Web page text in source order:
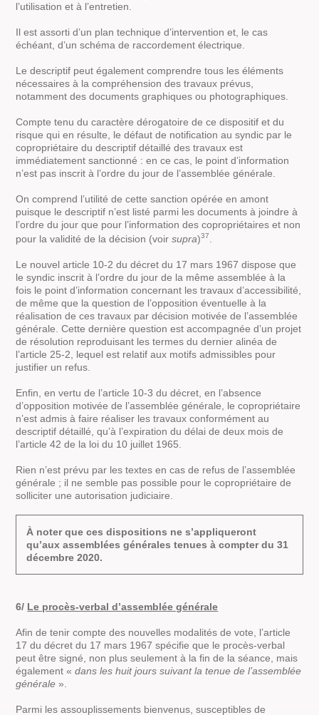
l’utilisation et à l’entretien.
Il est assorti d’un plan technique d’intervention et, le cas
échéant, d’un schéma de raccordement électrique.
Le descriptif peut également comprendre tous les éléments
nécessaires à la compréhension des travaux prévus,
notamment des documents graphiques ou photographiques.
Compte tenu du caractère dérogatoire de ce dispositif et du
risque qui en résulte, le défaut de notification au syndic par le
copropriétaire du descriptif détaillé des travaux est
immédiatement sanctionné : en ce cas, le point d’information
n’est pas inscrit à l’ordre du jour de l’assemblée générale.
On comprend l’utilité de cette sanction opérée en amont
puisque le descriptif n’est listé parmi les documents à joindre à
l’ordre du jour que pour l’information des copropriétaires et non
pour la validité de la décision (voirsupra)37
Le nouvel article 10-2 du décret du 17 mars 1967 dispose que
le syndic inscrit à l’ordre du jour de la même assemblée à la
fois le point d’information concernant les travaux d’accessibilité,
de même que la question de l’opposition éventuelle à la
réalisation de ces travaux par décision motivée de l’assemblée
générale. Cette dernière question est accompagnée d’un projet
de résolution reproduisant les termes du dernier alinéa de
l’article 25-2, lequel est relatif aux motifs admissibles pour
justifier un refus.
Enfin, en vertu de l’article 10-3 du décret, en l’absence
d’opposition motivée de l’assemblée générale, le copropriétaire
n’est admis à faire réaliser les travaux conformément au
descriptif détaillé, qu’à l’expiration du délai de deux mois de
l’article 42 de la loi du 10 juillet 1965.
Rien n’est prévu par les textes en cas de refus de l’assemblée
générale ; il ne semble pas possible pour le copropriétaire de
solliciter une autorisation judiciaire.
À noter que ces dispositions ne s’appliqueront
qu’aux assemblées générales tenues à compter du 31
décembre 2020.
6/ Le procès-verbal d’assemblée générale
Afin de tenir compte des nouvelles modalités de vote, l’article
17 du décret du 17 mars 1967 spécifie que le procès-verbal
peut être signé, non plus seulement à la fin de la séance, mais
également «dans les huit jours suivant la tenue de l’assemblée
générale ».
Parmi les assouplissements bienvenus, susceptibles de